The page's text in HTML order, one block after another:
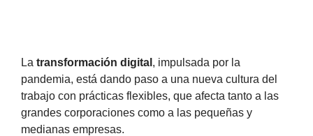
La transformación digital , impulsada por la
pandemia, está dando paso a una nueva cultura del
trabajo con prácticas flexibles, que afecta tanto a las
grandes corporaciones como a las pequeñas y
medianas empresas.